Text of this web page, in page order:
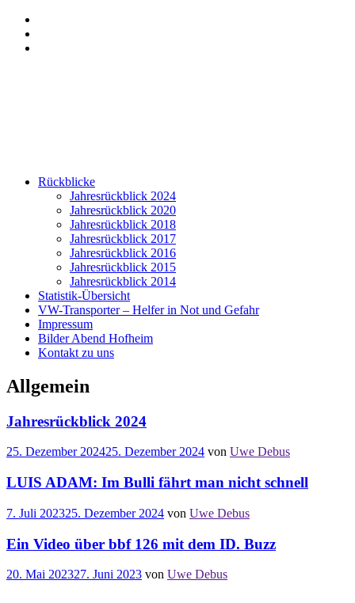
Zum
Inhalt
springen
Rückblicke
Jahresrückblick 2024
Jahresrückblick 2020
Jahresrückblick 2018
Jahresrückblick 2017
Jahresrückblick 2016
Jahresrückblick 2015
Jahresrückblick 2014
Statistik-Übersicht
VW-Transporter – Helfer in Not und Gefahr
Impressum
Bilder Abend Hofheim
Kontakt zu uns
Allgemein
Jahresrückblick 2024
25. Dezember 202425. Dezember 2024 von Uwe Debus
LUIS ADAM: Im Bulli fährt man nicht schnell
7. Juli 202325. Dezember 2024 von Uwe Debus
Ein Video über bbf 126 mit dem ID. Buzz
20. Mai 202327. Juni 2023 von Uwe Debus